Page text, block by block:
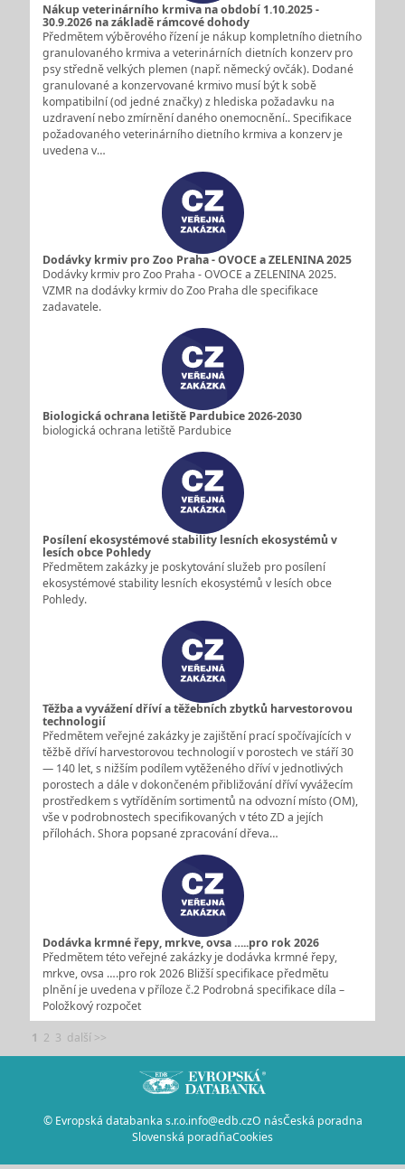
Nákup veterinárního krmiva na období 1.10.2025 -
30.9.2026 na základě rámcové dohody
Předmětem výběrového řízení je nákup kompletního dietního
granulovaného krmiva a veterinárních dietních konzerv pro
psy středně velkých plemen (např. německý ovčák). Dodané
granulované a konzervované krmivo musí být k sobě
kompatibilní (od jedné značky) z hlediska požadavku na
uzdravení nebo zmírnění daného onemocnění.. Specifikace
požadovaného veterinárního dietního krmiva a konzerv je
uvedena v…
Dodávky krmiv pro Zoo Praha - OVOCE a ZELENINA 2025
Dodávky krmiv pro Zoo Praha - OVOCE a ZELENINA 2025.
VZMR na dodávky krmiv do Zoo Praha dle specifikace
zadavatele.
Biologická ochrana letiště Pardubice 2026-2030
biologická ochrana letiště Pardubice
Posílení ekosystémové stability lesních ekosystémů v
lesích obce Pohledy
Předmětem zakázky je poskytování služeb pro posílení
ekosystémové stability lesních ekosystémů v lesích obce
Pohledy.
Těžba a vyvážení dříví a těžebních zbytků harvestorovou
technologií
Předmětem veřejné zakázky je zajištění prací spočívajících v
těžbě dříví harvestorovou technologií v porostech ve stáří 30
— 140 let, s nižším podílem vytěženého dříví v jednotlivých
porostech a dále v dokončeném přibližování dříví vyvážecím
prostředkem s vytříděním sortimentů na odvozní místo (OM),
vše v podrobnostech specifikovaných v této ZD a jejích
přílohách. Shora popsané zpracování dřeva…
Dodávka krmné řepy, mrkve, ovsa …..pro rok 2026
Předmětem této veřejné zakázky je dodávka krmné řepy,
mrkve, ovsa ….pro rok 2026 Bližší specifikace předmětu
plnění je uvedena v příloze č.2 Podrobná specifikace díla –
Položkový rozpočet
1 2 3 další >>
© Evropská databanka s.r.o.info@edb.czO násČeská poradna
Slovenská poradňaCookies